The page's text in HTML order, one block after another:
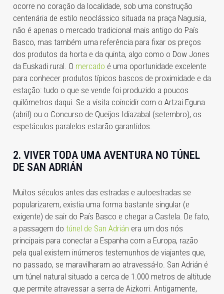
ocorre no coração da localidade, sob uma construção
centenária de estilo neoclássico situada na praça Nagusia,
não é apenas o mercado tradicional mais antigo do País
Basco, mas também uma referência para fixar os preços
dos produtos da horta e da quinta, algo como o Dow Jones
da Euskadi rural. O mercado é uma oportunidade excelente
para conhecer produtos típicos bascos de proximidade e da
estação: tudo o que se vende foi produzido a poucos
quilômetros daqui. Se a visita coincidir com o Artzai Eguna
(abril) ou o Concurso de Queijos Idiazabal (setembro), os
espetáculos paralelos estarão garantidos.
2. VIVER TODA UMA AVENTURA NO TÚNEL
DE SAN ADRIÁN
Muitos séculos antes das estradas e autoestradas se
popularizarem, existia uma forma bastante singular (e
exigente) de sair do País Basco e chegar a Castela. De fato,
a passagem do túnel de San Adrián era um dos nós
principais para conectar a Espanha com a Europa, razão
pela qual existem inúmeros testemunhos de viajantes que,
no passado, se maravilharam ao atravessá-lo. San Adrián é
um túnel natural situado a cerca de 1.000 metros de altitude
que permite atravessar a serra de Aizkorri. Antigamente,